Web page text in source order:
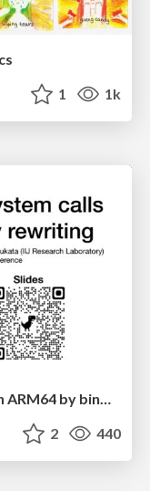
1 1k
svc-hook: hooking system calls on ARM64 by binary rewriting
2 440